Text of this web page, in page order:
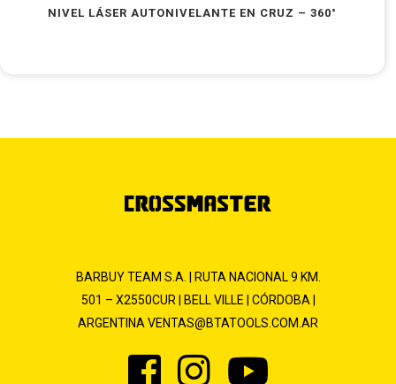
NIVEL LÁSER AUTONIVELANTE EN CRUZ – 360°
BARBUY TEAM S.A. | RUTA NACIONAL 9 KM.
501 – X2550CUR | BELL VILLE | CÓRDOBA |
ARGENTINA VENTAS@BTATOOLS.COM.AR